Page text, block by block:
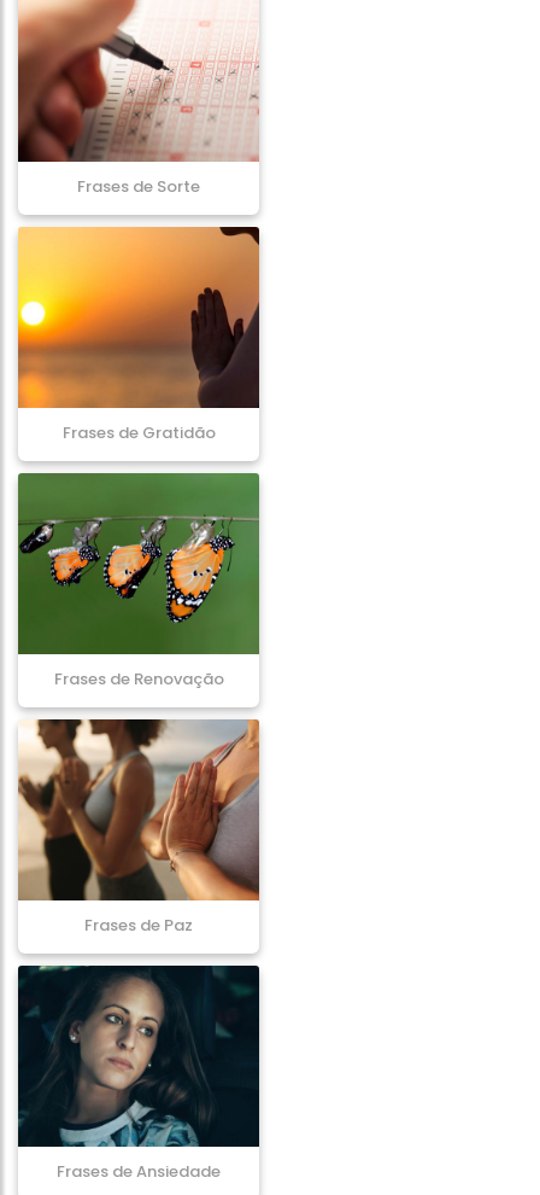
Frases de Sorte
Frases de Gratidão
Frases de Renovação
Frases de Paz
Frases de Ansiedade